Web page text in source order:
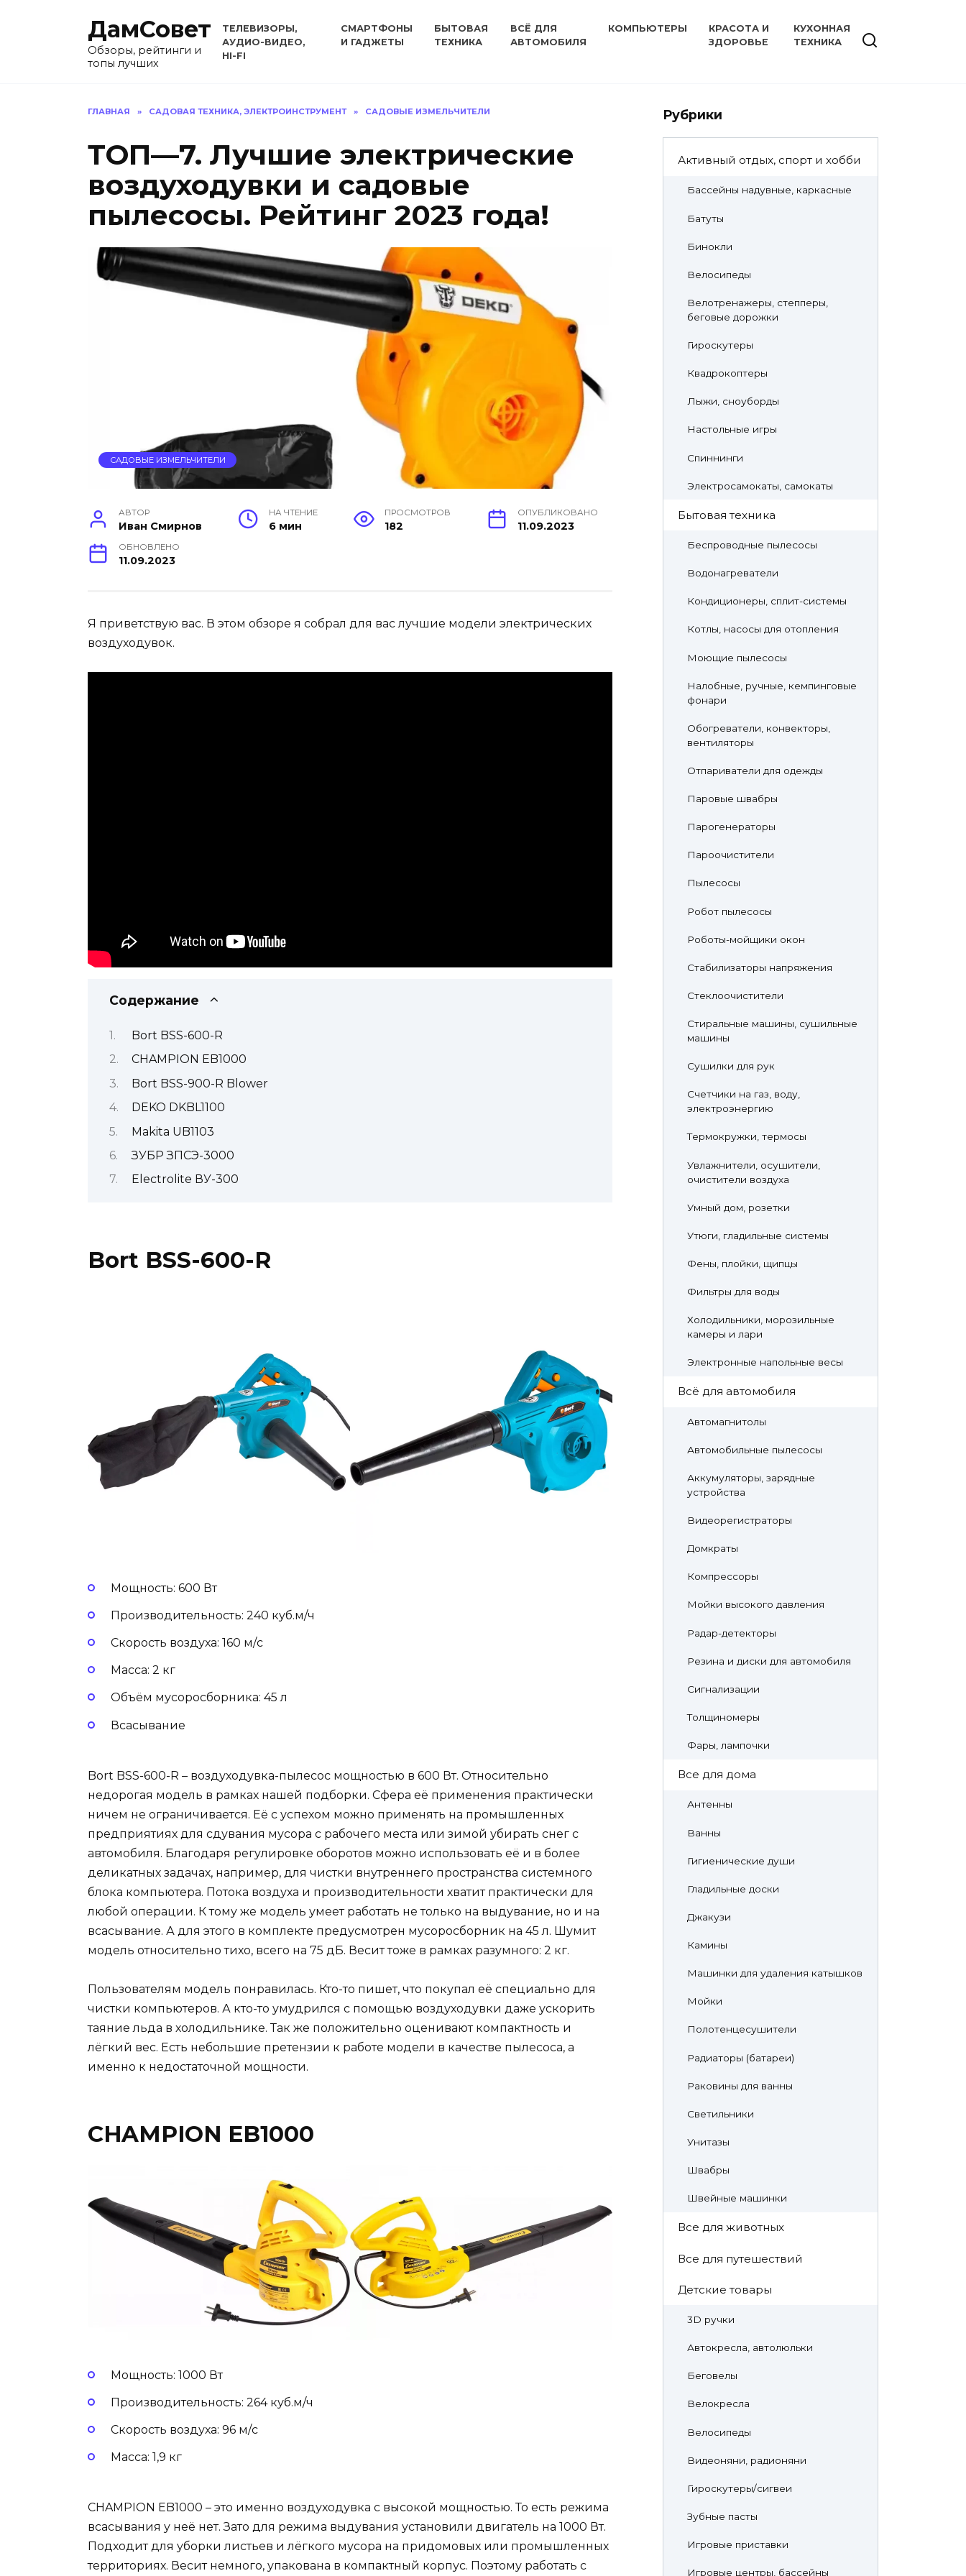
ДамСовет
Обзоры, рейтинги и
топы лучших
ТЕЛЕВИЗОРЫ,
АУДИО-ВИДЕО,
HI-FI
СМАРТФОНЫ
И ГАДЖЕТЫ
БЫТОВАЯ
ТЕХНИКА
ВСЁ ДЛЯ
АВТОМОБИЛЯ
КОМПЬЮТЕРЫ
КРАСОТА И
ЗДОРОВЬЕ
КУХОННАЯ
ТЕХНИКА
ГЛАВНАЯ » САДОВАЯ ТЕХНИКА, ЭЛЕКТРОИНСТРУМЕНТ » САДОВЫЕ ИЗМЕЛЬЧИТЕЛИ
ТОП—7. Лучшие электрические
воздуходувки и садовые
пылесосы. Рейтинг 2023 года!
САДОВЫЕ ИЗМЕЛЬЧИТЕЛИ
АВТОР
Иван Смирнов
НА ЧТЕНИЕ
6 мин
ПРОСМОТРОВ
182
ОПУБЛИКОВАНО
11.09.2023
ОБНОВЛЕНО
11.09.2023
Я приветствую вас. В этом обзоре я собрал для вас лучшие модели электрических
воздуходувок.
Содержание
Bort BSS-600-R
CHAMPION EB1000
Bort BSS-900-R Blower
DEKO DKBL1100
Makita UB1103
ЗУБР ЗПСЭ-3000
Electrolite ВУ-300
Bort BSS-600-R
Мощность: 600 Вт
Производительность: 240 куб.м/ч
Скорость воздуха: 160 м/с
Масса: 2 кг
Объём мусоросборника: 45 л
Всасывание
Bort BSS-600-R – воздуходувка-пылесос мощностью в 600 Вт. Относительно
недорогая модель в рамках нашей подборки. Сфера её применения практически
ничем не ограничивается. Её с успехом можно применять на промышленных
предприятиях для сдувания мусора с рабочего места или зимой убирать снег с
автомобиля. Благодаря регулировке оборотов можно использовать её и в более
деликатных задачах, например, для чистки внутреннего пространства системного
блока компьютера. Потока воздуха и производительности хватит практически для
любой операции. К тому же модель умеет работать не только на выдувание, но и на
всасывание. А для этого в комплекте предусмотрен мусоросборник на 45 л. Шумит
модель относительно тихо, всего на 75 дБ. Весит тоже в рамках разумного: 2 кг.
Пользователям модель понравилась. Кто-то пишет, что покупал её специально для
чистки компьютеров. А кто-то умудрился с помощью воздуходувки даже ускорить
таяние льда в холодильнике. Так же положительно оценивают компактность и
лёгкий вес. Есть небольшие претензии к работе модели в качестве пылесоса, а
именно к недостаточной мощности.
CHAMPION EB1000
Мощность: 1000 Вт
Производительность: 264 куб.м/ч
Скорость воздуха: 96 м/с
Масса: 1,9 кг
CHAMPION EB1000 – это именно воздуходувка с высокой мощностью. То есть режима
всасывания у неё нет. Зато для режима выдувания установили двигатель на 1000 Вт.
Подходит для уборки листьев и лёгкого мусора на придомовых или промышленных
территориях. Весит немного, упакована в компактный корпус. Поэтому работать с
Рубрики
Активный отдых, спорт и хобби
Бассейны надувные, каркасные
Батуты
Бинокли
Велосипеды
Велотренажеры, степперы,
беговые дорожки
Гироскутеры
Квадрокоптеры
Лыжи, сноуборды
Настольные игры
Спиннинги
Электросамокаты, самокаты
Бытовая техника
Беспроводные пылесосы
Водонагреватели
Кондиционеры, сплит-системы
Котлы, насосы для отопления
Моющие пылесосы
Налобные, ручные, кемпинговые
фонари
Обогреватели, конвекторы,
вентиляторы
Отпариватели для одежды
Паровые швабры
Парогенераторы
Пароочистители
Пылесосы
Робот пылесосы
Роботы-мойщики окон
Стабилизаторы напряжения
Стеклоочистители
Стиральные машины, сушильные
машины
Сушилки для рук
Счетчики на газ, воду,
электроэнергию
Термокружки, термосы
Увлажнители, осушители,
очистители воздуха
Умный дом, розетки
Утюги, гладильные системы
Фены, плойки, щипцы
Фильтры для воды
Холодильники, морозильные
камеры и лари
Электронные напольные весы
Всё для автомобиля
Автомагнитолы
Автомобильные пылесосы
Аккумуляторы, зарядные
устройства
Видеорегистраторы
Домкраты
Компрессоры
Мойки высокого давления
Радар-детекторы
Резина и диски для автомобиля
Сигнализации
Толщиномеры
Фары, лампочки
Все для дома
Антенны
Ванны
Гигиенические души
Гладильные доски
Джакузи
Камины
Машинки для удаления катышков
Мойки
Полотенцесушители
Радиаторы (батареи)
Раковины для ванны
Светильники
Унитазы
Швабры
Швейные машинки
Все для животных
Все для путешествий
Детские товары
3D ручки
Автокресла, автолюльки
Беговелы
Велокресла
Велосипеды
Видеоняни, радионяни
Гироскутеры/сигвеи
Зубные пасты
Игровые приставки
Игровые центры, бассейны